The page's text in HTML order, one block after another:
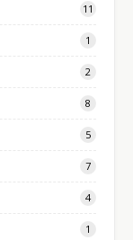
11
1
2
8
5
7
4
1